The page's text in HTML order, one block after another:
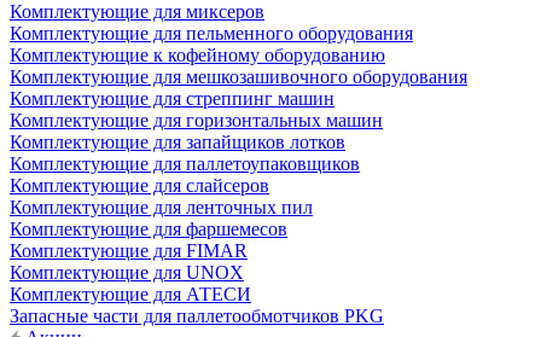
Комплектующие для миксеров
Комплектующие для пельменного оборудования
Комплектующие к кофейному оборудованию
Комплектующие для мешкозашивочного оборудования
Комплектующие для стреппинг машин
Комплектующие для горизонтальных машин
Комплектующие для запайщиков лотков
Комплектующие для паллетоупаковщиков
Комплектующие для слайсеров
Комплектующие для ленточных пил
Комплектующие для фаршемесов
Комплектующие для FIMAR
Комплектующие для UNOX
Комплектующие для АТЕСИ
Запасные части для паллетообмотчиков PKG